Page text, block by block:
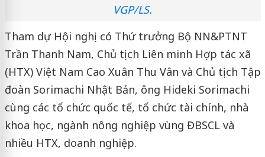
VGP/LS.
Tham dự Hội nghị có Thứ trưởng Bộ NN&PTNT
Trần Thanh Nam, Chủ tịch Liên minh Hợp tác xã
(HTX) Việt Nam Cao Xuân Thu Vân và Chủ tịch Tập
đoàn Sorimachi Nhật Bản, ông Hideki Sorimachi
cùng các tổ chức quốc tế, tổ chức tài chính, nhà
khoa học, ngành nông nghiệp vùng ĐBSCL và
nhiều HTX, doanh nghiệp.